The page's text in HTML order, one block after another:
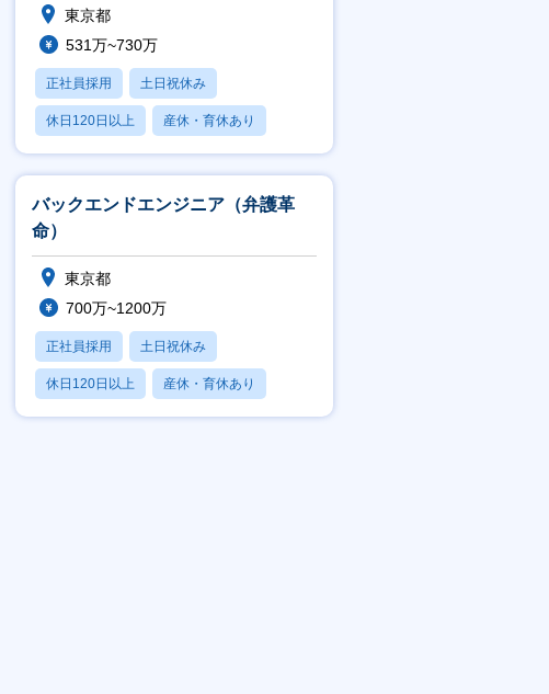
東京都
531万~730万
正社員採用 土日祝休み
休日120日以上 産休・育休あり
転勤なし
バックエンドエンジニア（弁護革
命）
東京都
700万~1200万
正社員採用 土日祝休み
休日120日以上 産休・育休あり
月残業20時間以内